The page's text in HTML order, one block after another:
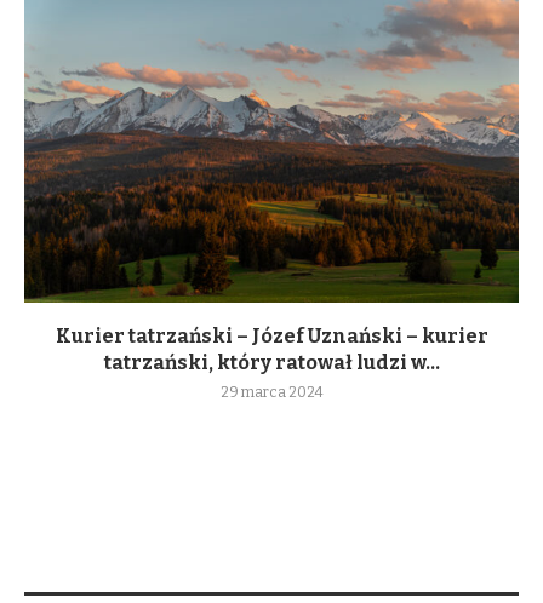
Kurier tatrzański – Józef Uznański – kurier
tatrzański, który ratował ludzi w...
29 marca 2024